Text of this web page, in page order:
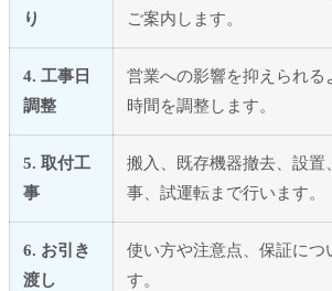
り
ご案内します。
4. 工事日
調整
営業への影響を抑えられる
時間を調整します。
5. 取付工
事
搬入、既存機器撤去、設置
事、試運転まで行います。
6. お引き
渡し
使い方や注意点、保証につ
す。